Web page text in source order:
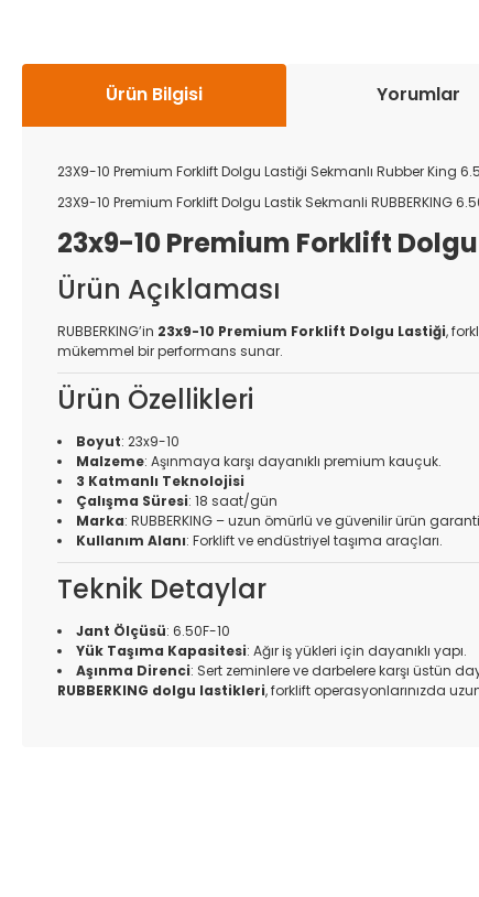
Ürün Bilgisi Yorumlar
23X9-10 Premium Forklift Dolgu Lastiği Sekmanlı Rubber King
23X9-10 Premium Forklift Dolgu Lastik Sekmanli RUBBERKING
23x9-10 Premium Forklift Dolgu
Ürün Açıklaması
RUBBERKING’in 23x9-10 Premium Forklift Dolgu Lastiği,
mükemmel bir performans sunar.
Ürün Özellikleri
Boyut: 23x9-10
Malzeme: Aşınmaya karşı dayanıklı premium kauçuk.
3 Katmanlı Teknolojisi
Çalışma Süresi: 18 saat/gün
Marka: RUBBERKING – uzun ömürlü ve güvenilir ürün
Kullanım Alanı: Forklift ve endüstriyel taşıma araçları.
Teknik Detaylar
Jant Ölçüsü: 6.50F-10
Yük Taşıma Kapasitesi: Ağır iş yükleri için dayanıklı yapı.
Aşınma Direnci: Sert zeminlere ve darbelere karşı üstün
RUBBERKING dolgu lastikleri, forklift operasyonlarınızda